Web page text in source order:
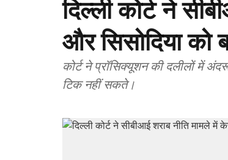
दिल्ली कोर्ट ने
और सिसोदिया को
कोर्ट ने प्रॉसिक्यूशन की दलीलों में
टिक नहीं सकते।